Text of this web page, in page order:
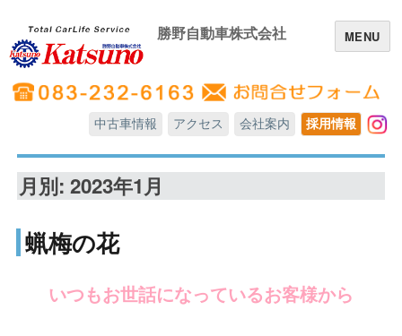
勝野自動車株式会社
中古車情報 アクセス 会社案内 採用情報 In
MENU
月別: 2023年1月
蝋梅の花
いつもお世話になっているお客様から